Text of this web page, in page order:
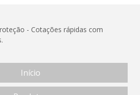
- Cotações rápidas com
Início